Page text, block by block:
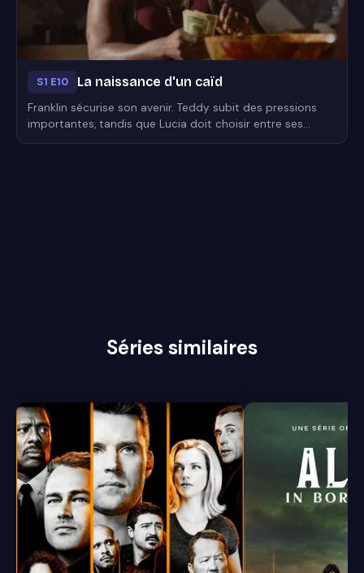
S1 E10 La naissance d'un caïd
Franklin sécurise son avenir. Teddy subit des pressions
importantes, tandis que Lucia doit choisir entre ses
Séries similaires